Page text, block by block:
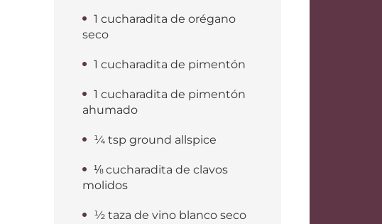
1 cucharadita de orégano
seco
1 cucharadita de pimentón
1 cucharadita de pimentón
ahumado
¼ tsp ground allspice
⅛ cucharadita de clavos
molidos
½ taza de vino blanco seco